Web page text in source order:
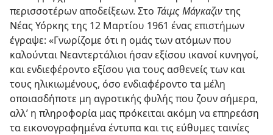
περισσοτέρων αποδείξεων. Στο Τάιμς Μάγκαζιντης
Νέας Υόρκης της 12 Μαρτίου 1961 ένας επιστήμων
έγραψε: «Γνωρίζομε ότι η ομάς των ατόμων που
καλούνται Νεαντερτάλιοι ήσαν εξίσου ικανοί κυνηγοί,
και ενδιεφέροντο εξίσου για τους ασθενείς των και
τους ηλικιωμένους, όσο ενδιαφέροντο τα μέλη
οποιασδήποτε μη αγροτικής φυλής που ζουν σήμερα,
αλλ’ η πληροφορία μας πρόκειται ακόμη να επηρεάση
τα εικονογραφημένα έντυπα και τις εύθυμες ταινίες